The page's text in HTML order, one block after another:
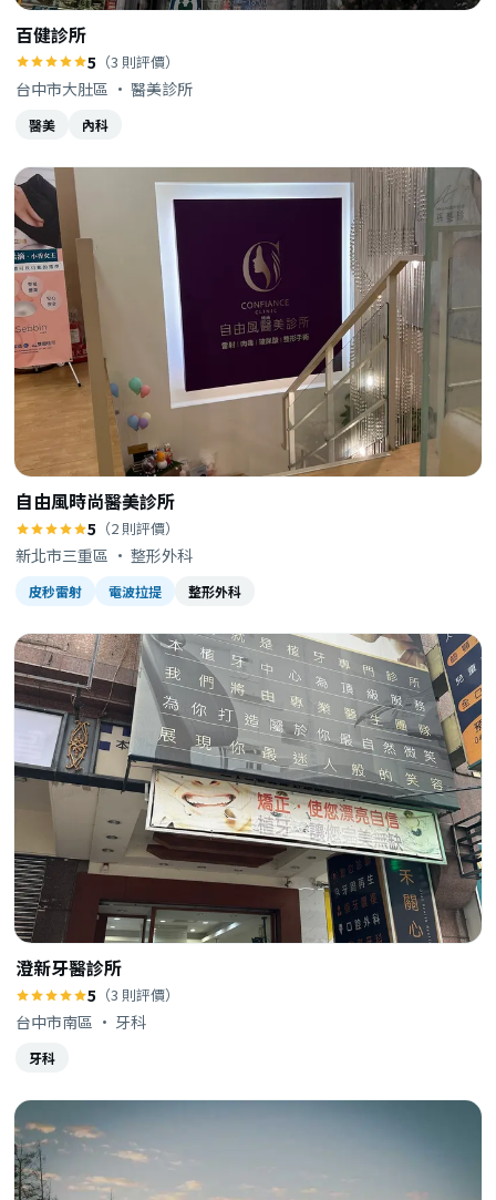
百健診所
5 （3 則評價）
台中市大肚區 · 醫美診所
醫美 內科
自由風時尚醫美診所
5 （2 則評價）
新北市三重區 · 整形外科
皮秒雷射 電波拉提 整形外科
澄新牙醫診所
5 （3 則評價）
台中市南區 · 牙科
牙科